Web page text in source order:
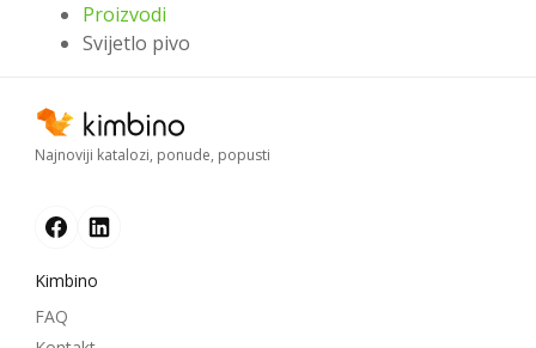
Proizvodi
Svijetlo pivo
Najnoviji katalozi, ponude, popusti
Kimbino
FAQ